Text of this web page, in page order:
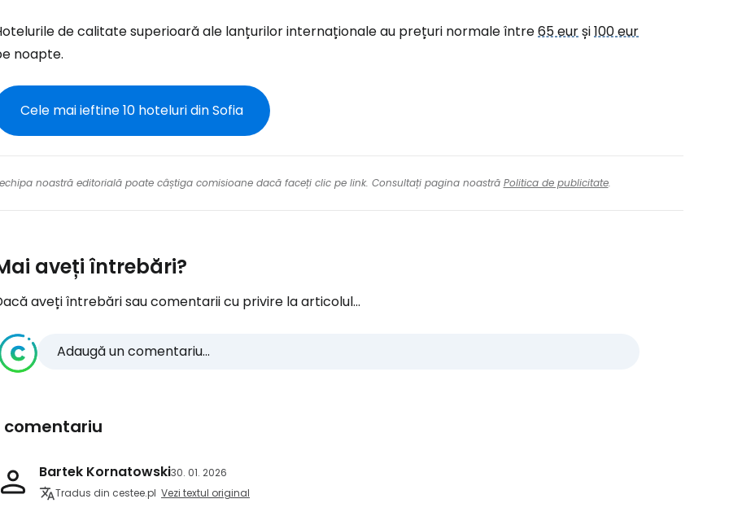
de calitate superioară ale lanțurilor internaționale au prețuri normale între65 eurși100 eur
noapte.
Cele mai ieftine 10 hoteluri din Sofia
noastră editorială poate câștiga comisioane dacă faceți clic pe link. Consultați pagina noastră Politica de publicitate.
aveți întrebări?
aveți întrebări sau comentarii cu privire la articolul...
Adaugă un comentariu...
comentariu
Bartek Kornatowski30. 01. 2026
Tradus din cestee.pl Vezi textul original